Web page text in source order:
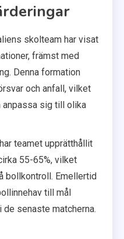
skolteam har visat
främst med
Denna formation
och anfall, vilket
sig till olika
teamet upprätthållit
55-65%, vilket
bollkontroll. Emellertid
till mål
senaste matcherna.